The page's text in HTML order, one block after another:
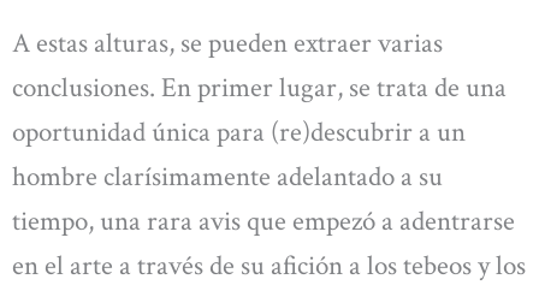
A estas alturas, se pueden extraer varias
conclusiones. En primer lugar, se trata de una
oportunidad única para (re)descubrir a un
hombre clarísimamente adelantado a su
tiempo, una rara avis que empezó a adentrarse
en el arte a través de su afición a los tebeos y los